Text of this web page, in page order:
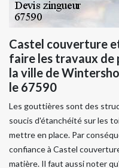
Castel couverture
faire les travaux de
la ville de
le 67590
Les gouttières sont des
soucis d'étanchéité sur les
mettre en place. Par
confiance à Castel
matière. Il faut aussi noter